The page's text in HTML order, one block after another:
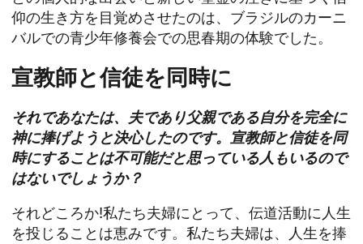
仰の生き方を目覚めさせたのは、ブラジルのカーニ
バルでの青少年修養会での思春期の体験でした。
宣教師と信徒を同時に
それであなたは、夫であり父親である自分を完全に
神に捧げようと決心したのです。宣教師と信徒を同
時にすることは不可能だと思っている人もいるので
はないでしょうか？
それどころか!私たち夫婦にとって、伝道活動に人生
を投じることは恵みです。私たち夫婦は、人生を捧